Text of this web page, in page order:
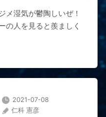
メ湿気が鬱陶しいぜ！
の人を見ると羨ましく
2021-07-08
仁科 憲彦